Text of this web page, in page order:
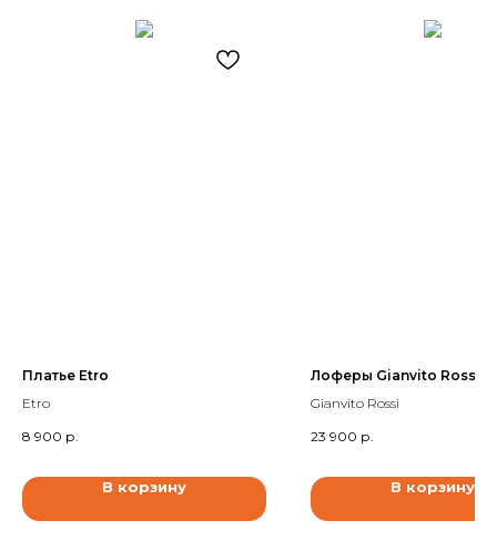
Платье Etro
Etro
8 900 р.
В корзину
Лоферы Gianvito Rossi
Gianvito Rossi
23 900 р.
В корзину